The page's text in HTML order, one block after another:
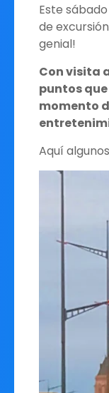
Este
de
genial!
Con visita
puntos
momento
Aquí